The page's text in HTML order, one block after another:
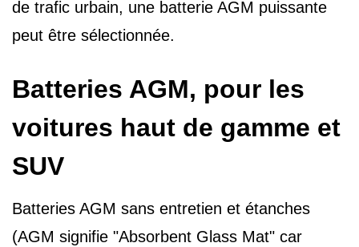
de trafic urbain, une batterie AGM puissante
peut être sélectionnée.
Batteries AGM, pour les
voitures haut de gamme et
SUV
Batteries AGM sans entretien et étanches
(AGM signifie "Absorbent Glass Mat" car